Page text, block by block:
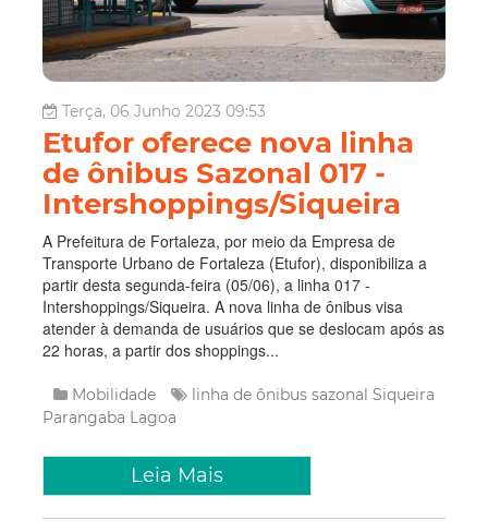
Terça, 06 Junho 2023 09:53
Etufor oferece nova linha
de ônibus Sazonal 017 -
Intershoppings/Siqueira
A Prefeitura de Fortaleza, por meio da Empresa de
Transporte Urbano de Fortaleza (Etufor), disponibiliza a
partir desta segunda-feira (05/06), a linha 017 -
Intershoppings/Siqueira. A nova linha de ônibus visa
atender à demanda de usuários que se deslocam após as
22 horas, a partir dos shoppings...
Mobilidade linha de ônibus sazonal Siqueira
Parangaba Lagoa
Leia Mais